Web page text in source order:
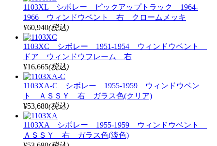
1103XL シボレー ピックアップトラック 1964-
1966 ウィンドウベント 右 クロームメッキ
¥60,940(税込)
1103XC シボレー 1951-1954 ウィンドウベント
ドア ウィンドウフレーム 右
¥16,665(税込)
1103XA-C シボレー 1955-1959 ウィンドウベン
ト ＡＳＳＹ 右 ガラス色(クリア)
¥53,680(税込)
1103XA シボレー 1955-1959 ウィンドウベント
ＡＳＳＹ 右 ガラス色(淡色)